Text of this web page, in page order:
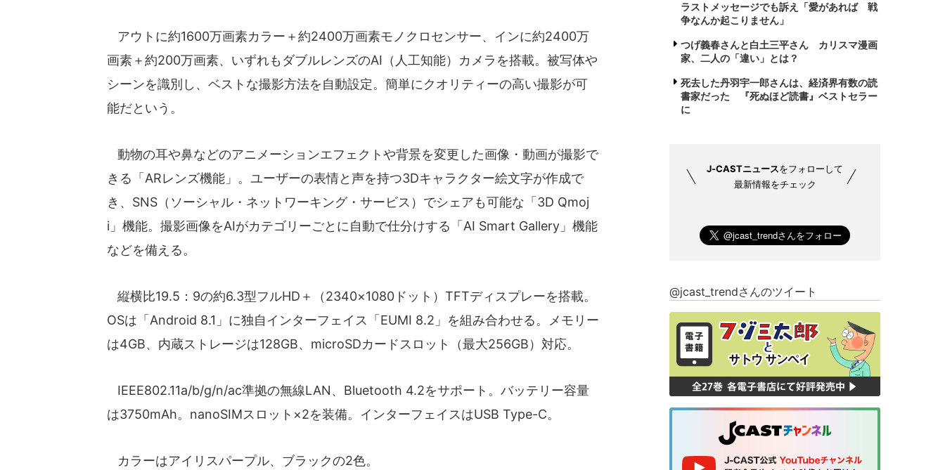
アウトに約1600万画素カラー＋約2400万画素モノクロセンサー、インに約2400万
画素＋約200万画素、いずれもダブルレンズのAI（人工知能）カメラを搭載。被写体や
シーンを識別し、ベストな撮影方法を自動設定。簡単にクオリティーの高い撮影が可
能だという。
動物の耳や鼻などのアニメーションエフェクトや背景を変更した画像・動画が撮影で
きる「ARレンズ機能」。ユーザーの表情と声を持つ3Dキャラクター絵文字が作成で
き、SNS（ソーシャル・ネットワーキング・サービス）でシェアも可能な「3D Qmoj
i」機能。撮影画像をAIがカテゴリーごとに自動で仕分けする「AI Smart Gallery」機能
などを備える。
縦横比19.5：9の約6.3型フルHD＋（2340×1080ドット）TFTディスプレーを搭載。
OSは「Android 8.1」に独自インターフェイス「EUMI 8.2」を組み合わせる。メモリー
は4GB、内蔵ストレージは128GB、microSDカードスロット（最大256GB）対応。
IEEE802.11a/b/g/n/ac準拠の無線LAN、Bluetooth 4.2をサポート。バッテリー容量
は3750mAh。nanoSIMスロット×2を装備。インターフェイスはUSB Type-C。
カラーはアイリスパープル、ブラックの2色。
ラストメッセージでも訴え「愛があれば 戦
争なんか起こりません」
つげ義春さんと白土三平さん カリスマ漫画
家、二人の「違い」とは？
死去した丹羽宇一郎さんは、経済界有数の読
書家だった 『死ぬほど読書』ベストセラー
に
J-CASTニュースをフォローして
最新情報をチェック
@jcast_trendさんのツイート